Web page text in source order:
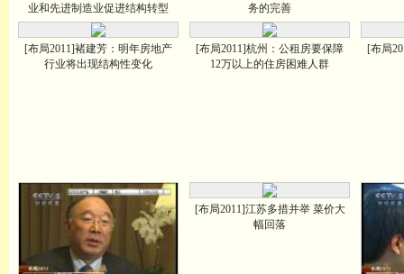
业和先进制造业促进结构转型
务的完善
[布局2011]褚建芳：明年房地产
行业将出现结构性变化
[布局2011]杭州：公租房要保障
12万以上的住房困难人群
[布局
[布局2011]江苏多措并举 菜价大
幅回落